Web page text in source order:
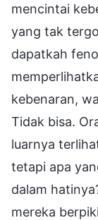
mencintai
yang tak
dapatkah
kebenaran,
Tidak bisa.
luarnya
tetapi apa
dalam
mereka